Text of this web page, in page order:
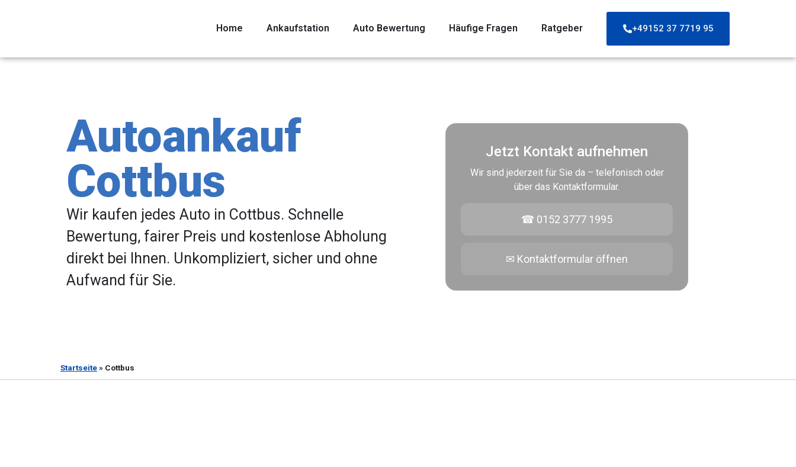
Home Ankaufstation Auto Bewertung Häufige Fragen Ratgeber +49152 37 7719 95
Autoankauf
Cottbus
Wir kaufen jedes Auto in Cottbus. Schnelle
Bewertung, fairer Preis und kostenlose Abholung
direkt bei Ihnen. Unkompliziert, sicher und ohne
Aufwand für Sie.
Jetzt Kontakt aufnehmen
Wir sind jederzeit für Sie da – telefonisch oder
über das Kontaktformular.
☎ 0152 3777 1995
✉ Kontaktformular öffnen
Startseite» Cottbus